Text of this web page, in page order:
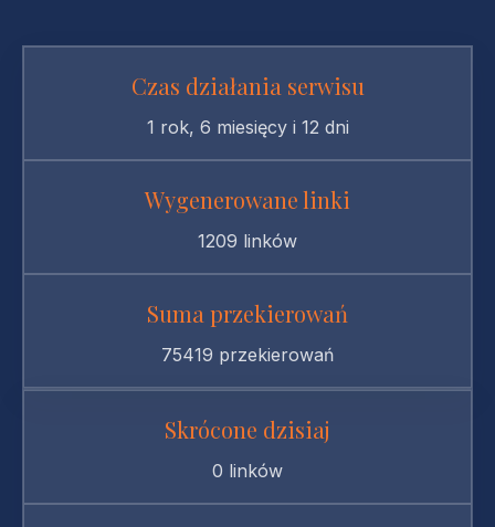
Czas działania serwisu
1 rok, 6 miesięcy i 12 dni
Wygenerowane linki
1209 linków
Suma przekierowań
75419 przekierowań
Skrócone dzisiaj
0 linków